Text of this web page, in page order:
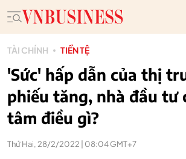
TÀI CHÍNH TIỀN TỆ
'Sức' hấp dẫn của thị
phiếu tăng, nhà đầu tư
tâm điều gì?
Thứ Hai, 28/2/2022 | 08:04 GMT+7